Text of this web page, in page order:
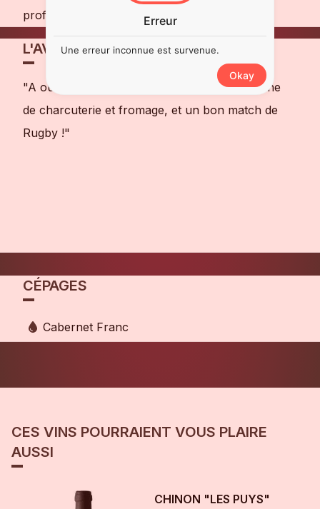
profitant d'un match de Rugby palpitant !
L'AVIS DE NOTRE SOMMELIER
"A ouvrir entre copains avec une belle planche
de charcuterie et fromage, et un bon match de
Rugby !"
CÉPAGES
Cabernet Franc
CES VINS POURRAIENT VOUS PLAIRE
AUSSI
CHINON "LES PUYS"
Erreur
Une erreur inconnue est survenue.
Okay